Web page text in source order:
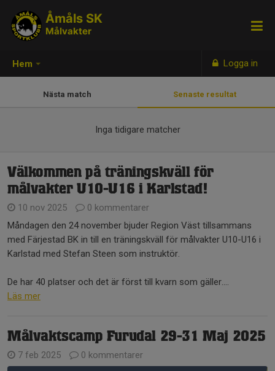
Hem Logga in
Åmåls SK
Målvakter
Nästa match Senaste resultat
Inga tidigare matcher
Välkommen på träningskväll för
målvakter U10-U16 i Karlstad!
10 nov 2025
0 kommentarer
Måndagen den 24 november bjuder Region Väst tillsammans
med Färjestad BK in till en träningskväll för målvakter U10-U16 i
Karlstad med Stefan Steen som instruktör.
De har 40 platser och det är först till kvarn som gäller....
Läs mer
Målvaktscamp Furudal 29-31 Maj 2025
7 feb 2025 0 kommentarer